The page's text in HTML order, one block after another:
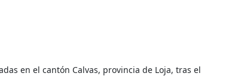
en el cantón Calvas, provincia de Loja, tras el